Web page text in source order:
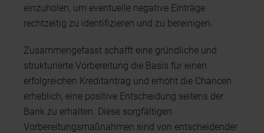
einzuholen, um eventuelle negative Einträge
rechtzeitig zu identifizieren und zu bereinigen.
Zusammengefasst schafft eine gründliche und
strukturierte Vorbereitung die Basis für einen
erfolgreichen Kreditantrag und erhöht die Chancen
erheblich, eine positive Entscheidung seitens der
Bank zu erhalten. Diese sorgfältigen
Vorbereitungsmaßnahmen sind von entscheidender